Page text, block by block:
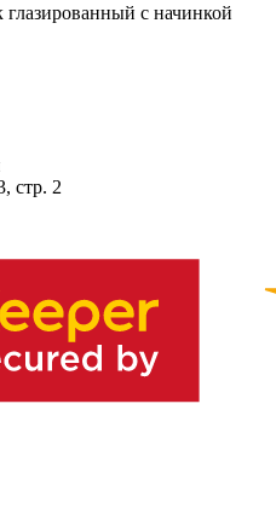
с начинкой
стр. 2